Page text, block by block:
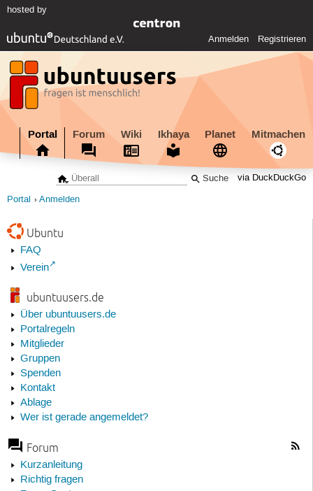
hosted by
Anmelden Registrieren
Portal Forum Wiki Ikhaya Planet Mitmachen
via DuckDuckGo
Portal Anmelden
Ubuntu
FAQ
Verein
ubuntuusers.de
Über ubuntuusers.de
Portalregeln
Mitglieder
Gruppen
Spenden
Kontakt
Ablage
Wer ist gerade angemeldet?
Forum
Kurzanleitung
Richtig fragen